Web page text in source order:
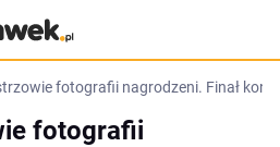
fotografii nagrodzeni. Finał
fotografii